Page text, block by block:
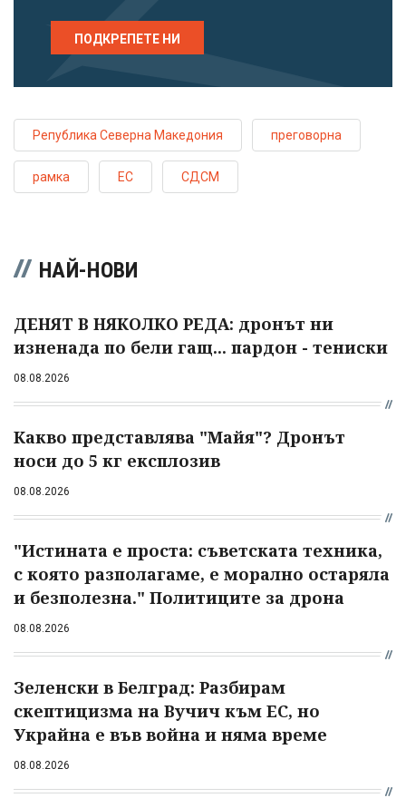
ПОДКРЕПЕТЕ НИ
Република Северна Македония преговорна
рамка ЕС СДСМ
НАЙ-НОВИ
ДЕНЯТ В НЯКОЛКО РЕДА: дронът ни
изненада по бели гащ... пардон - тениски
08.08.2026
Какво представлява "Майя"? Дронът
носи до 5 кг експлозив
08.08.2026
"Истината е проста: съветската техника,
с която разполагаме, е морално остаряла
и безполезна." Политиците за дрона
08.08.2026
Зеленски в Белград: Разбирам
скептицизма на Вучич към ЕС, но
Украйна е във война и няма време
08.08.2026